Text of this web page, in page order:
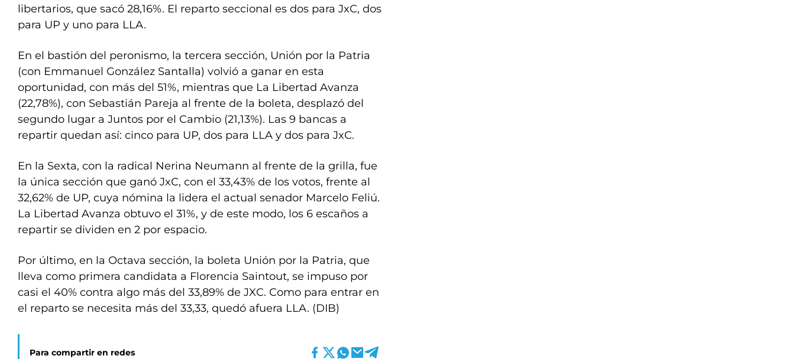
libertarios, que sacó 28,16%. El reparto seccional es dos para JxC, dos
para UP y uno para LLA.
En el bastión del peronismo, la tercera sección, Unión por la Patria
(con Emmanuel González Santalla) volvió a ganar en esta
oportunidad, con más del 51%, mientras que La Libertad Avanza
(22,78%), con Sebastián Pareja al frente de la boleta, desplazó del
segundo lugar a Juntos por el Cambio (21,13%). Las 9 bancas a
repartir quedan así: cinco para UP, dos para LLA y dos para JxC.
En la Sexta, con la radical Nerina Neumann al frente de la grilla, fue
la única sección que ganó JxC, con el 33,43% de los votos, frente al
32,62% de UP, cuya nómina la lidera el actual senador Marcelo Feliú.
La Libertad Avanza obtuvo el 31%, y de este modo, los 6 escaños a
repartir se dividen en 2 por espacio.
Por último, en la Octava sección, la boleta Unión por la Patria, que
lleva como primera candidata a Florencia Saintout, se impuso por
casi el 40% contra algo más del 33,89% de JXC. Como para entrar en
el reparto se necesita más del 33,33, quedó afuera LLA. (DIB)
Para compartir en redes